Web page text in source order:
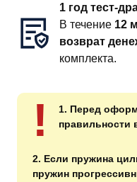
1 год тест-
В течение 12
возврат
комплекта.
!
1. Перед
правильности
2. Если пружина
пружин